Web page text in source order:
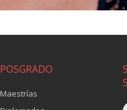
POSGRADO
Maestrías